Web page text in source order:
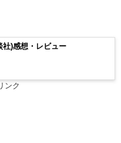
社)感想・レビュー
ンク